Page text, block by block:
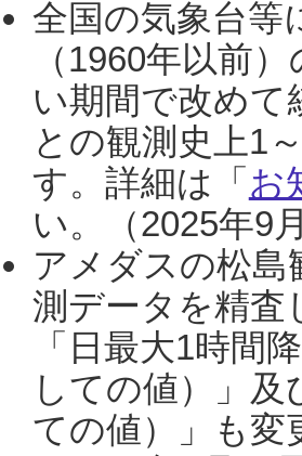
全国の気象台等
（1960年以前
い期間で改めて
との観測史上1
す。詳細は「 お
い。（2025年9
アメダスの松島
測データを精査
「日最大1時間
しての値）」
ての値）」も変